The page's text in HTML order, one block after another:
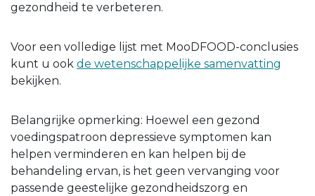
gezondheid te verbeteren.
Voor een volledige lijst met MooDFOOD-conclusies
kunt u ook de wetenschappelijke samenvatting
bekijken.
Belangrijke opmerking: Hoewel een gezond
voedingspatroon depressieve symptomen kan
helpen verminderen en kan helpen bij de
behandeling ervan, is het geen vervanging voor
passende geestelijke gezondheidszorg en